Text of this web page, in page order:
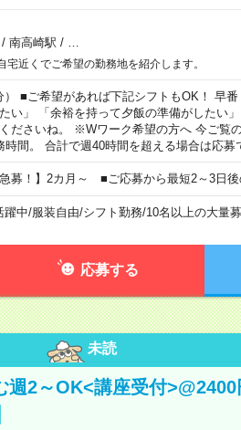
/ 南高崎駅 /
近くでご希望の勤務地を紹介します。
） ■ご希望があれば下記シフトもOK！ 早
い」 「余裕を持って夕飯の準備がしたい
ださいね。 ※Wワーク希望の方へ 今ご覧
間。 合計で週40時間を超える場合は応募
急募！】2カ月～ ■ご応募から最短2～3日後
躍中/服装自由/シフト勤務/10名以上の大量
応募する
未読
週2～OK<講座受付>@2400